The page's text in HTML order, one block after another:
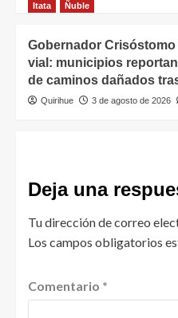
Itata
Ñuble
Gobernador
vial: municipios
de caminos dañados
Quirihue 3 de agosto de 2026
Deja una
Tu dirección de correo
Los campos obligatorios
Comentario *